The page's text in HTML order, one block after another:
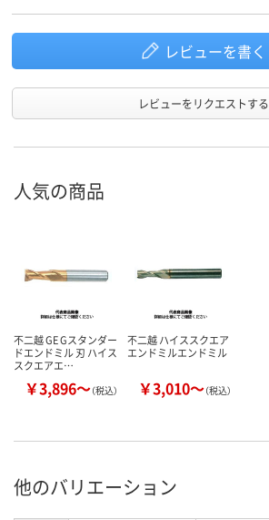
レビューを書く
レビューをリクエストする
人気の商品
不二越 GE Gスタンダー
ドエンドミル 刃 ハイス
スクエアエ…
￥3,896～（税込）
不二越 ハイススクエア
エンドミルエンドミル
￥3,010～（税込）
他のバリエーション